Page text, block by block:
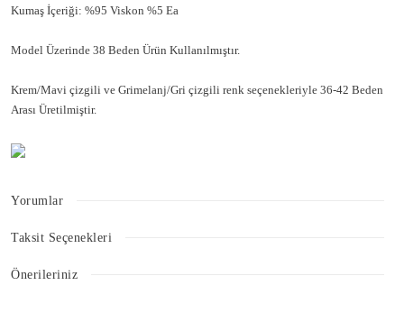
Kumaş İçeriği: %95 Viskon %5 Ea
Model Üzerinde 38 Beden Ürün Kullanılmıştır.
Krem/Mavi çizgili ve Grimelanj/Gri çizgili renk seçenekleriyle 36-42 Beden
Arası Üretilmiştir.
Yorumlar
Taksit Seçenekleri
Önerileriniz